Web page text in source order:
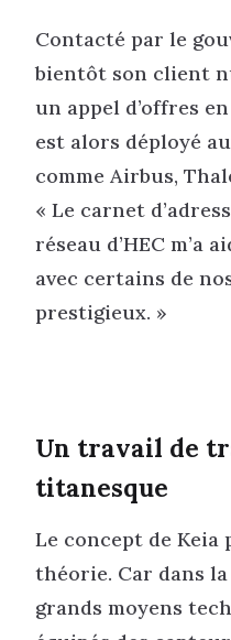
Contacté par le
bientôt son client
un appel d’offres en
est alors déployé
comme Airbus,
« Le carnet
réseau d’HEC m’a
avec certains de
prestigieux. »
Un travail de
titanesque
Le concept de Keia
théorie. Car dans
grands moyens